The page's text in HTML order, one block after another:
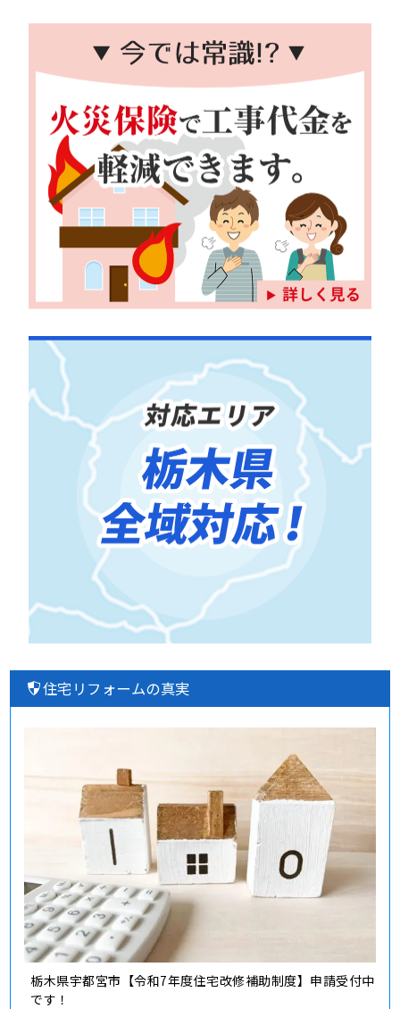
住宅リフォームの真実
栃木県宇都宮市【令和7年度住宅改修補助制度】申請受付中
です！